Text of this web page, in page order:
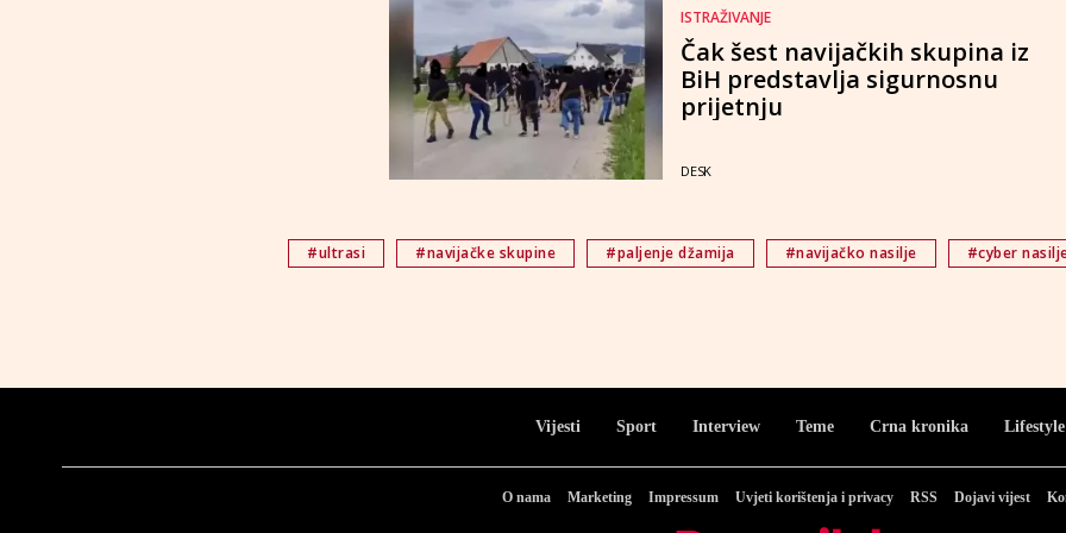
ISTRAŽIVANJE
Čak šest navijačkih skupina iz
BiH predstavlja sigurnosnu
prijetnju
DESK
#ultrasi #navijačke skupine #paljenje džamija #navijačko nasilje #cyber
Vijesti Sport Interview Teme Crna kronika Lifestyle
O nama Marketing Impressum Uvjeti korištenja i privacy RSS Dojavi vijest